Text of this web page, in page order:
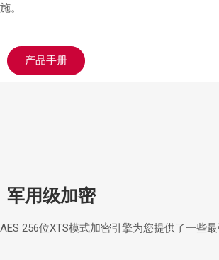
施。
产品手册
军用级加密
AES 256位XTS模式加密引擎为您提供了一些最